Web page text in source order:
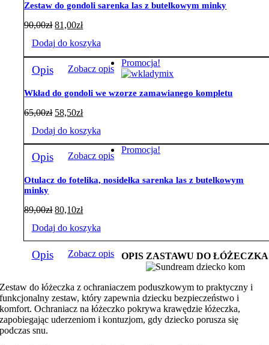
Zestaw do gondoli sarenka las z butelkowym minky
90,00zł 81,00zł
Dodaj do koszyka
Opis Zobacz opis
Promocja!
Wkład do gondoli we wzorze zamawianego kompletu
65,00zł 58,50zł
Dodaj do koszyka
Opis Zobacz opis
Promocja!
Otulacz do fotelika, nosidełka sarenka las z butelkowym
minky
89,00zł 80,10zł
Dodaj do koszyka
Opis Zobacz opis OPIS ZASTAWU DO ŁÓŻECZKA
Zestaw do łóżeczka z ochraniaczem poduszkowym to praktyczny i
funkcjonalny zestaw, który zapewnia dziecku bezpieczeństwo i
komfort. Ochraniacz na łóżeczko pokrywa krawędzie łóżeczka,
zapobiegając uderzeniom i kontuzjom, gdy dziecko porusza się
podczas snu.